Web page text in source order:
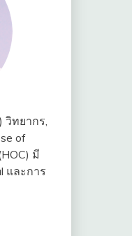
วิทยากร,
of
มี
และการ